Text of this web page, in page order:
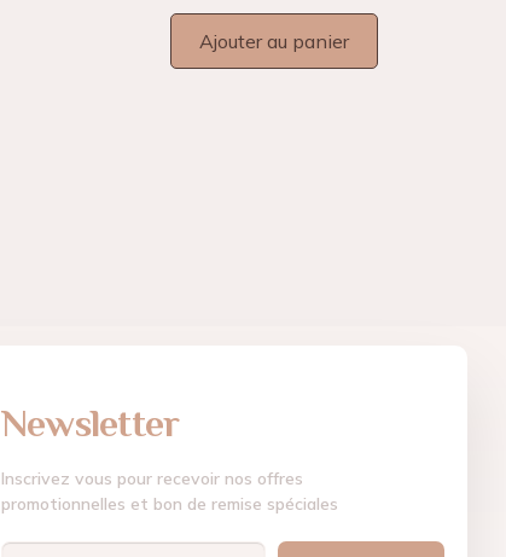
Ajouter au panier
Newsletter
Inscrivez vous pour recevoir nos offres
promotionnelles et bon de remise spéciales